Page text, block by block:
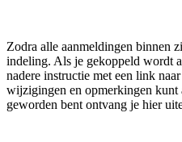
Zodra alle aanmeldingen binnen
indeling. Als je gekoppeld wordt
nadere instructie met een link
wijzigingen en opmerkingen kunt
geworden bent ontvang je hier